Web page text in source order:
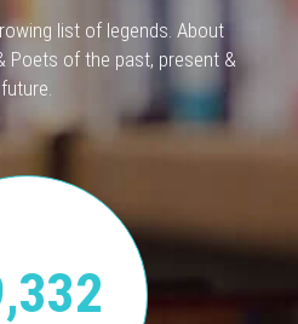
list of legends. About
Poets of the past, present &
future.